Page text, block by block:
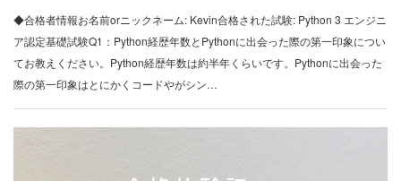
◆合格者情報お名前orニックネーム: Kevin合格された試験: Python 3 エンジニ
ア認定基礎試験Q1：Python経歴年数とPythonに出会った際の第一印象につい
てお教えください。Python経歴年数は約半年くらいです。Pythonに出会った
際の第一印象はとにかくコードやがシン…